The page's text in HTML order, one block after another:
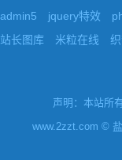
admin5 jquery特效
站长图库
米粒在线
声明：本站所
www.2zzt.com ©